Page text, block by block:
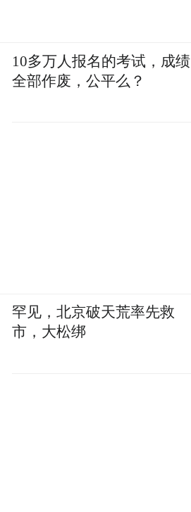
10多万人报名的考试，成绩
全部作废，公平么？
罕见，北京破天荒率先救
市，大松绑